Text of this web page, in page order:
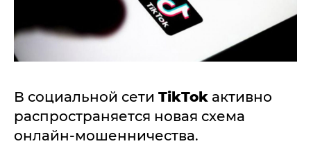
В социальной сети TikTok активно
распространяется новая схема
онлайн-мошенничества.